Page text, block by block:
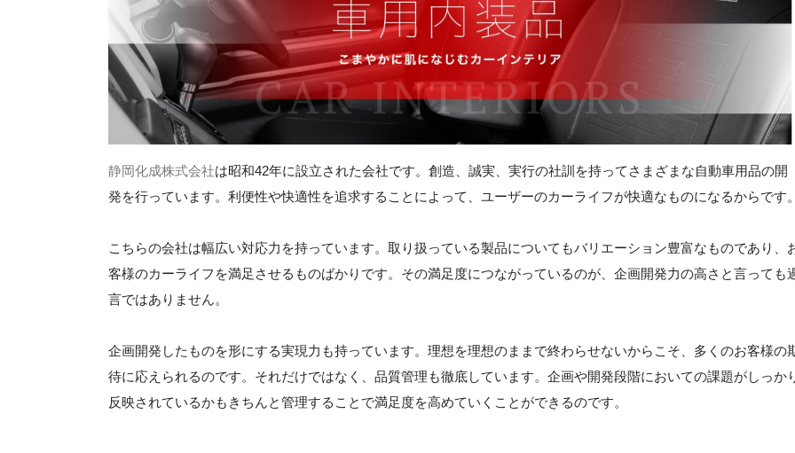
静岡化成株式会社は昭和42年に設立された会社です。創造、誠実、実行の社訓を持ってさまざまな自動車用品の開
発を行っています。利便性や快適性を追求することによって、ユーザーのカーライフが快適なものになるからです。
こちらの会社は幅広い対応力を持っています。取り扱っている製品についてもバリエーション豊富なものであり、
客様のカーライフを満足させるものばかりです。その満足度につながっているのが、企画開発力の高さと言っても
言ではありません。
企画開発したものを形にする実現力も持っています。理想を理想のままで終わらせないからこそ、多くのお客様の
待に応えられるのです。それだけではなく、品質管理も徹底しています。企画や開発段階においての課題がしっか
反映されているかもきちんと管理することで満足度を高めていくことができるのです。